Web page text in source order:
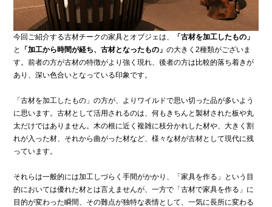
今回ご紹介する古材チークの家具とオブジェは、
「古材を加工したもの」
と
「加工から時間が経ち、古材となったもの」の大きく2種類がございま
す。前者の方が古材の特徴がより強く現れ、後者の方は比較的落ち着きが
あり、深い色合いとなっている印象です。
「古材を加工したもの」の方が、よりワイルドで思い切った品が多いよう
に思います。古材として活用されるのは、何もきちんと製材された板や丸
太だけではありません。木の根に近く複雑に枝分かれした材や、大きく割
れが入った材、それから曲がった材など、様々な材が古材として現代に残
っています。
それらは一般的には加工しづらく手間がかかり、「家具を作る」という目
的においては優れた材とは言えませんが、一方で「古材で家具を作る」に
目的が変わった瞬間、その難点が独特な表情として、一気に長所に変わる